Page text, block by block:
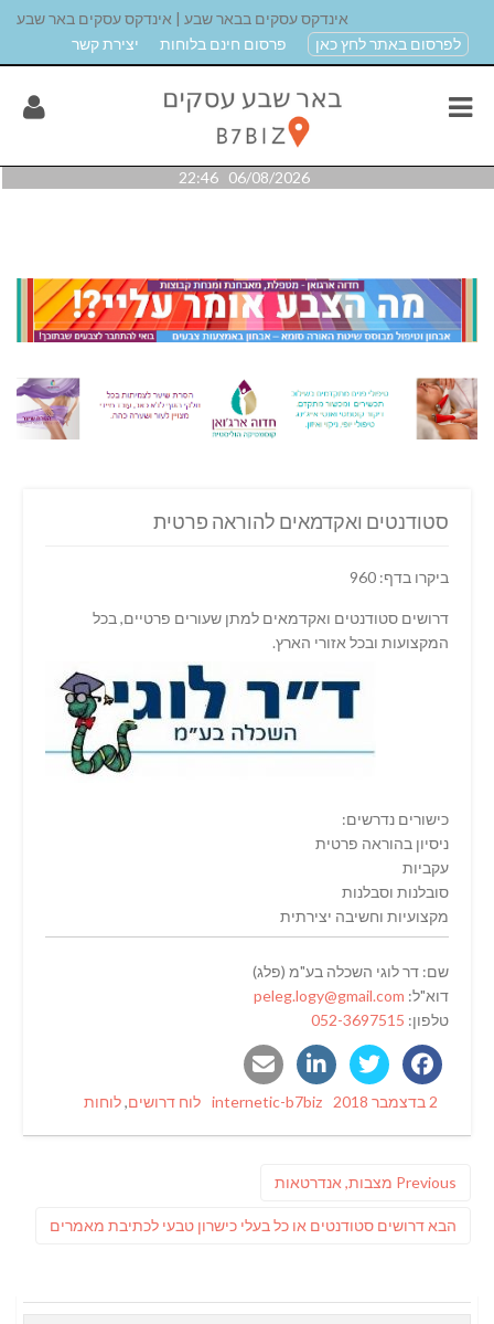
אינדקס עסקים בבאר שבע | אינדקס עסקים באר שבע
לפרסום באתר לחץ כאן
פרסום חינם בלוחות יצירת קשר
06/08/2026 22:46
סטודנטים ואקדמאים להוראה פרטית
ביקרו בדף: 960
דרושים סטודנטים ואקדמאים למתן שעורים פרטיים, בכל
המקצועות ובכל אזורי הארץ.
כישורים נדרשים:
ניסיון בהוראה פרטית
עקביות
סובלנות וסבלנות
מקצועיות וחשיבה יצירתית
שם: דר לוגי השכלה בע"מ (פלג)
דוא"ל: peleg.logy@gmail.com
טלפון: 052-3697515
Posted
2 בדצמבר 2018 Author
internetic-b7biz
Categories
לוח דרושים,לוחות
Previous
Previous
מצבות, אנדרטאות
הבאפוסט
דרושים סטודנטים או כל בעלי כישרון טבעי לכתיבת מאמרים